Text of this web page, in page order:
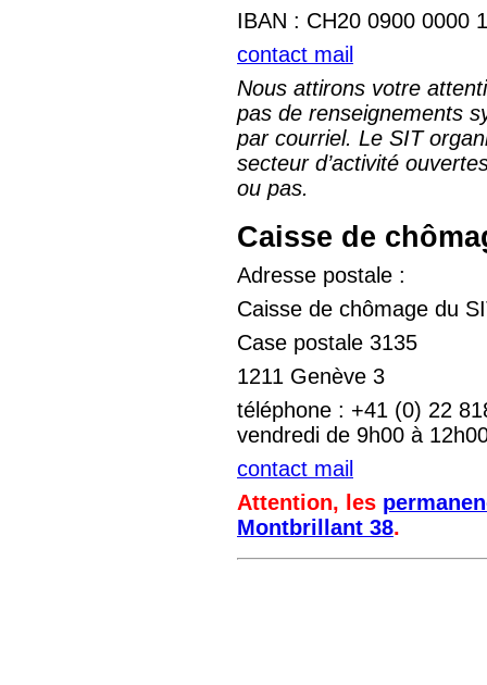
IBAN : CH20 0900 0000
contact mail
Nous attirons votre
pas de renseignements
par courriel. Le SIT
secteur d’activité
ou pas.
Caisse de
Adresse postale :
Caisse de chômage du
Case postale 3135
1211 Genève 3
téléphone : +41 (0) 22
vendredi de 9h00 à
contact mail
Attention, les
Montbrillant 38.